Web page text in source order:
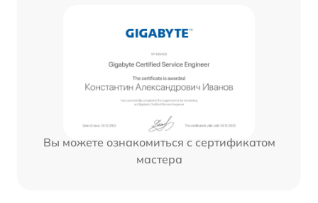
Вы можете ознакомиться с сертификатом
мастера